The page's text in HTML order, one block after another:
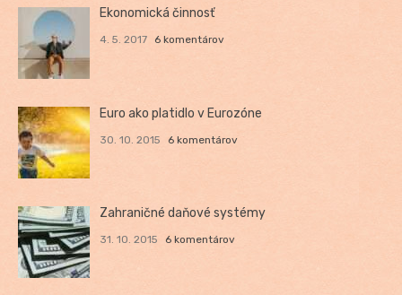
Ekonomická činnosť
4. 5. 2017 6 komentárov
Euro ako platidlo v Eurozóne
30. 10. 2015 6 komentárov
Zahraničné daňové systémy
31. 10. 2015 6 komentárov